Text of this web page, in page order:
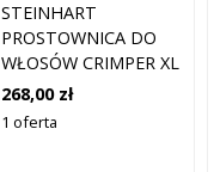
STEINHART
PROSTOWNICA DO
WŁOSÓW CRIMPER XL
1 SZTUKA
268,00 zł
1 oferta